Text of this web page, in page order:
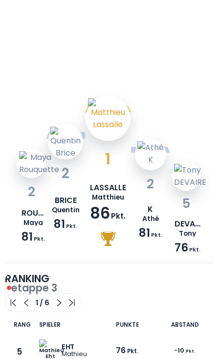
1
LASSALLE
Matthieu
86Pkt.
2
BRICE
Quentin
81 Pkt.
2
K
Athé
81 Pkt.
2
ROUQUETTE
Maya
81 Pkt.
5
DEVAIRE
Tony
76 Pkt.
RANKING
etappe 3
RANG SPIELER PUNKTE ABSTAND
5 EHT
Mathieu 76 Pkt. -10 Pkt.